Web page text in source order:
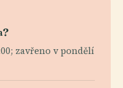
zavřeno v pondělí